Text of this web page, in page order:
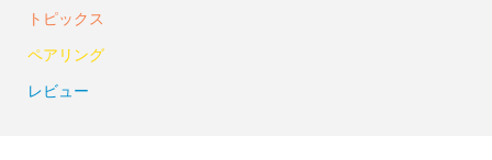
トピックス
ペアリング
レビュー